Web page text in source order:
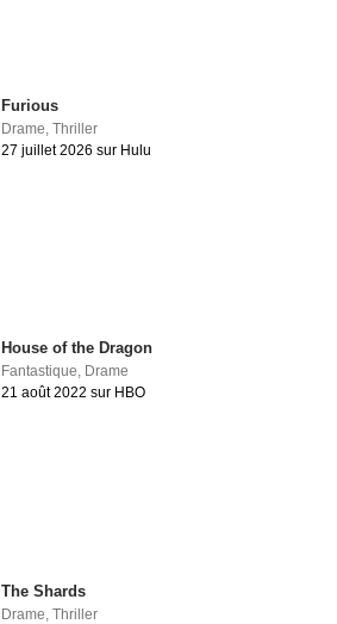
Furious
Drame,Thriller
27 juillet 2026 sur Hulu
House of the Dragon
Fantastique, Drame
21 août 2022 sur HBO
The Shards
Drame ,Thriller